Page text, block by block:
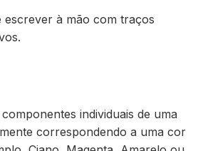
escrever à mão com traços
individuais de uma
correspondendo a uma cor